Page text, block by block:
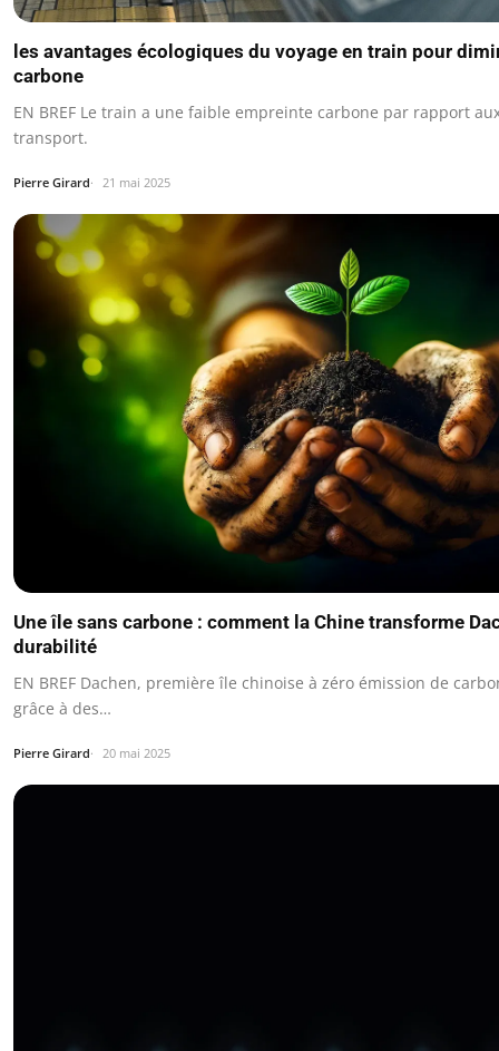
les avantages écologiques du voyage en train pour
carbone
EN BREF Le train a une faible empreinte carbone par rapport
transport.
Pierre Girard 21 mai 2025
Une île sans carbone : comment la Chine transforme
durabilité
EN BREF Dachen, première île chinoise à zéro émission de
grâce à des…
Pierre Girard 20 mai 2025